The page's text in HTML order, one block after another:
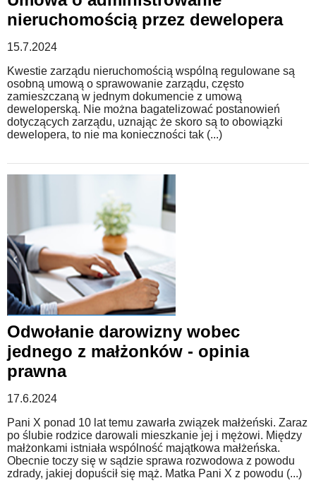
nieruchomością przez dewelopera
15.7.2024
Kwestie zarządu nieruchomością wspólną regulowane są
osobną umową o sprawowanie zarządu, często
zamieszczaną w jednym dokumencie z umową
deweloperską. Nie można bagatelizować postanowień
dotyczących zarządu, uznając że skoro są to obowiązki
dewelopera, to nie ma konieczności tak (...)
Odwołanie darowizny wobec
jednego z małżonków - opinia
prawna
17.6.2024
Pani X ponad 10 lat temu zawarła związek małżeński. Zaraz
po ślubie rodzice darowali mieszkanie jej i mężowi. Między
małżonkami istniała wspólność majątkowa małżeńska.
Obecnie toczy się w sądzie sprawa rozwodowa z powodu
zdrady, jakiej dopuścił się mąż. Matka Pani X z powodu (...)